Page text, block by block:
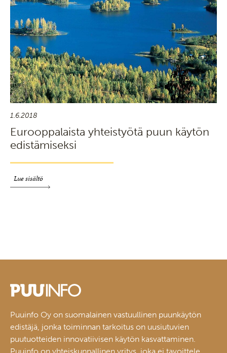
1.6.2018
Eurooppalaista yhteistyötä puun käytön
edistämiseksi
Lue sisältö
Puuinfo Oy on suomalainen vastuullinen puunkäytön
edistäjä, jonka toiminnan tarkoitus on uusiutuvien
puutuotteiden innovatiivisen käytön kasvattaminen.